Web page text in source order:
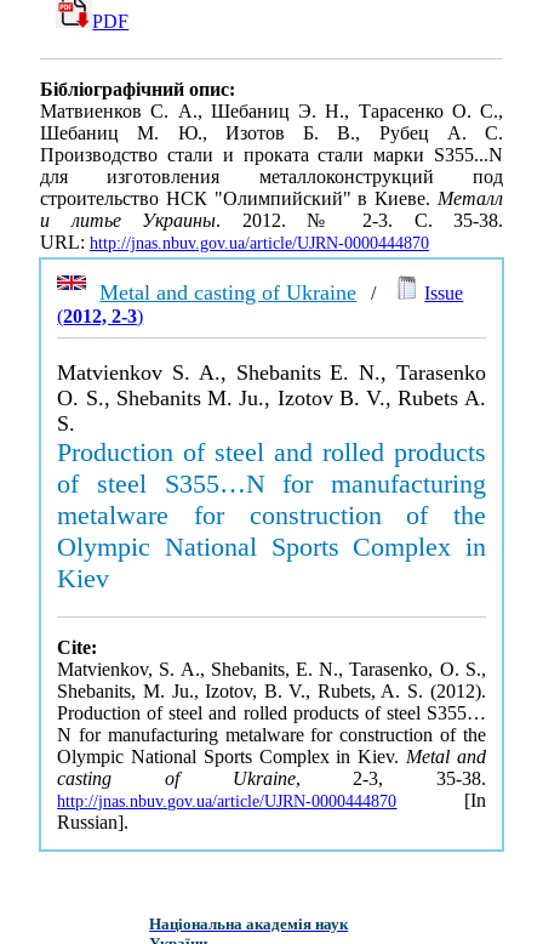
PDF
Бібліографічний опис:
Матвиенков С. А., Шебаниц Э. Н., Тарасенко О. С.,
Шебаниц М. Ю., Изотов Б. В., Рубец А. С.
Производство стали и проката стали марки S355...N
для изготовления металлоконструкций под
строительство НСК "Олимпийский" в Киеве. Металл
и литье Украины. 2012. № 2-3. С. 35-38.
URL: http://jnas.nbuv.gov.ua/article/UJRN-0000444870
Metal and casting of Ukraine /
Issue
(2012, 2-3)
Matvienkov S. A., Shebanits E. N., Tarasenko
O. S., Shebanits M. Ju., Izotov B. V., Rubets A.
S.
Production of steel and rolled products
of steel S355…N for manufacturing
metalware for construction of the
Olympic National Sports Complex in
Kiev
Cite:
Matvienkov, S. A., Shebanits, E. N., Tarasenko, O. S.,
Shebanits, M. Ju., Izotov, B. V., Rubets, A. S. (2012).
Production of steel and rolled products of steel S355…
N for manufacturing metalware for construction of the
Olympic National Sports Complex in Kiev. Metal and
casting of Ukraine, 2-3, 35-38.
http://jnas.nbuv.gov.ua/article/UJRN-0000444870 [In
Russian].
Національна академія наук